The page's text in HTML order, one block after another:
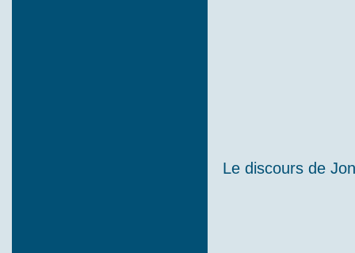
Le discours de